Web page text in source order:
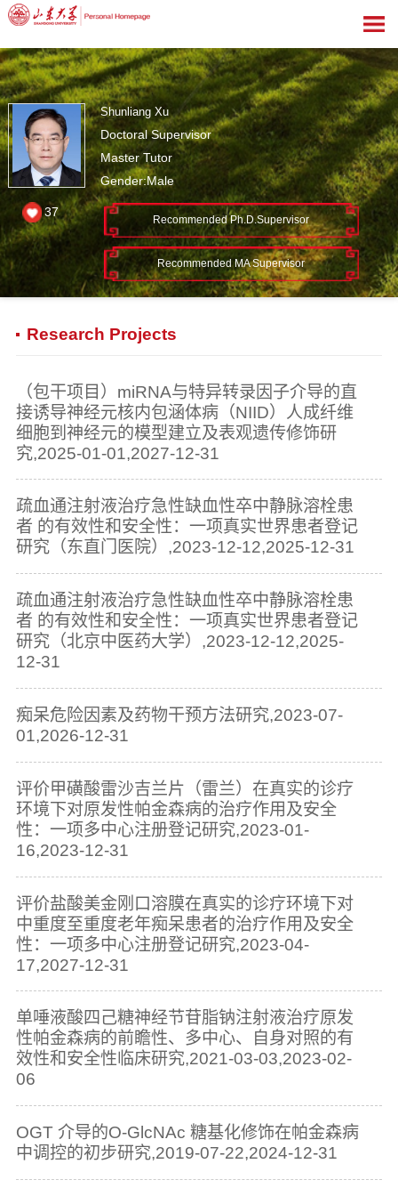
Shunliang Xu
Doctoral Supervisor
Master Tutor
Gender:Male
Recommended Ph.D.Supervisor
Recommended MA Supervisor
37
Research Projects
（包干项目）miRNA与特异转录因子介导的直
接诱导神经元核内包涵体病（NIID）人成纤维
细胞到神经元的模型建立及表观遗传修饰研
究,2025-01-01,2027-12-31
疏血通注射液治疗急性缺血性卒中静脉溶栓患
者 的有效性和安全性：一项真实世界患者登记
研究（东直门医院）,2023-12-12,2025-12-31
疏血通注射液治疗急性缺血性卒中静脉溶栓患
者 的有效性和安全性：一项真实世界患者登记
研究（北京中医药大学）,2023-12-12,2025-
12-31
痴呆危险因素及药物干预方法研究,2023-07-
01,2026-12-31
评价甲磺酸雷沙吉兰片（雷兰）在真实的诊疗
环境下对原发性帕金森病的治疗作用及安全
性：一项多中心注册登记研究,2023-01-
16,2023-12-31
评价盐酸美金刚口溶膜在真实的诊疗环境下对
中重度至重度老年痴呆患者的治疗作用及安全
性：一项多中心注册登记研究,2023-04-
17,2027-12-31
单唾液酸四己糖神经节苷脂钠注射液治疗原发
性帕金森病的前瞻性、多中心、自身对照的有
效性和安全性临床研究,2021-03-03,2023-02-
06
OGT 介导的O-GlcNAc 糖基化修饰在帕金森病
中调控的初步研究,2019-07-22,2024-12-31